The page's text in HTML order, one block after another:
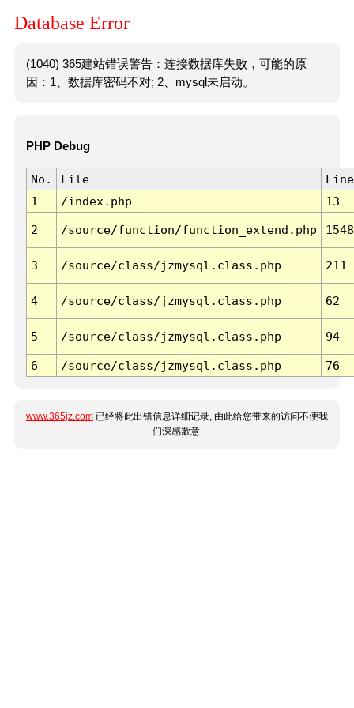
Database Error
(1040) 365建站错误警告：连接数据库失败，可能的原
因：1、数据库密码不对; 2、mysql未启动。
PHP Debug
No. File
Line
1
/index.php 13
2 /source/function/function_extend.php 1548
3 /source/class/jzmysql.class.php 211
4 /source/class/jzmysql.class.php 62
5 /source/class/jzmysql.class.php 94
6 /source/class/jzmysql.class.php 76
www.365jz.com 已经将此出错信息详细记录, 由此给您带来的访问不便我
们深感歉意.